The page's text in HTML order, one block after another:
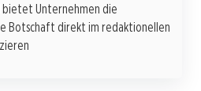
Unternehmen die
Botschaft direkt im redaktionellen